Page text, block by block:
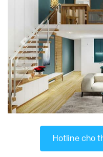
D’. El Dorado ,
D’.Le Roi Soleil,
D’Capitale , Cầu
Diplomatic
Discovery
Dolphin Plaza ,
FLC Twin Towers
G3ab, Cầu Giấy
Previous
Hotline cho